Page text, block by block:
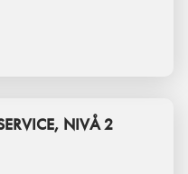
NIVÅ 2